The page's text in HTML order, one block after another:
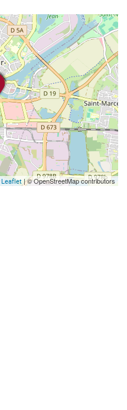
Leaflet | © OpenStreetMap contributors